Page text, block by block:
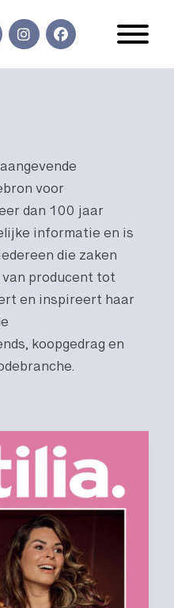
voor
dan 100 jaar
informatie en is
die zaken
producent tot
en inspireert haar
koopgedrag en